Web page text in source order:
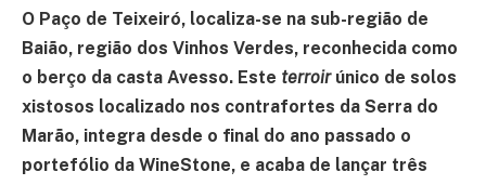
O Paço de Teixeiró, localiza-se na sub-região de
Baião, região dos Vinhos Verdes, reconhecida como
o berço da casta Avesso. Este terroir único de solos
xistosos localizado nos contrafortes da Serra do
Marão, integra desde o final do ano passado o
portefólio da WineStone, e acaba de lançar três